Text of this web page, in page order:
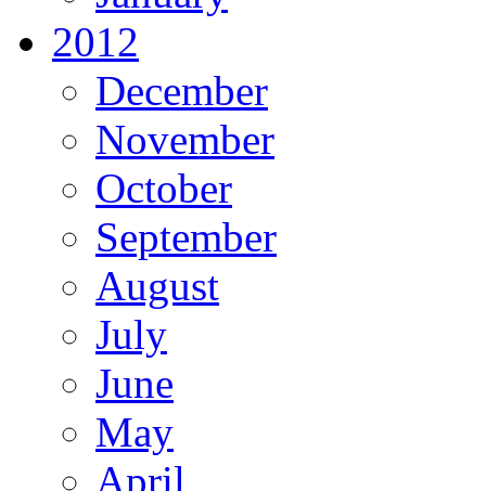
2012
December
November
October
September
August
July
June
May
April